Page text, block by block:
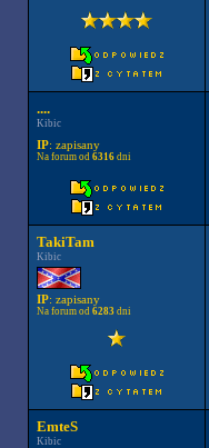
....
Kibic
IP: zapisany
Na forum od 6316dni
TakiTam
Kibic
IP: zapisany
Na forum od 6283 dni
EmteS
Kibic